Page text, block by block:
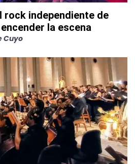
rock independiente de
la escena
Cuyo